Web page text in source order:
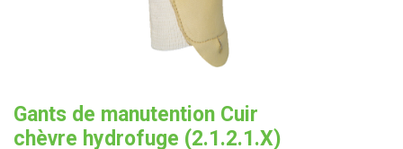
Gants de manutention Cuir
chèvre hydrofuge (2.1.2.1.X)